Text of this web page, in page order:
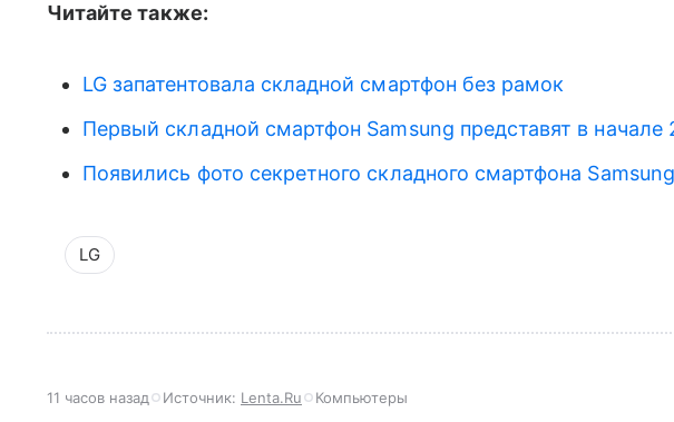
Читайте также:
LG запатентовала складной смартфон без рамок
Первый складной смартфон Samsung представят в начале
Появились фото секретного складного смартфона
LG
11 часов назад Источник: Lenta.Ru Компьютеры